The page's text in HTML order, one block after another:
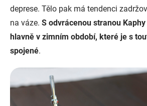
deprese. Tělo pak má tendenci
na váze. S odvrácenou stranou
hlavně v zimním období, které je s
spojené.